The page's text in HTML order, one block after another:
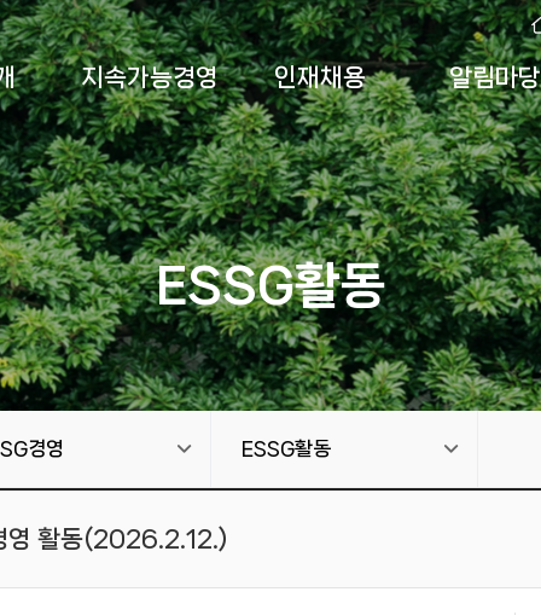
지속가능경영 인재채용 알림마당
ESSG활동
경영 ESSG활동
영 활동(2026.2.12.)